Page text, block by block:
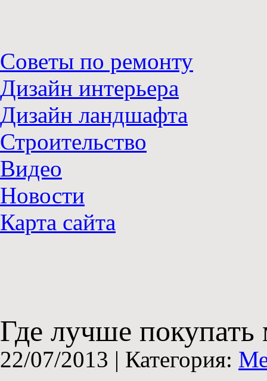
Советы по ремонту
Дизайн интерьера
Дизайн ландшафта
Строительство
Видео
Новости
Карта сайта
Где лучше покупать
22/07/2013 | Категория: